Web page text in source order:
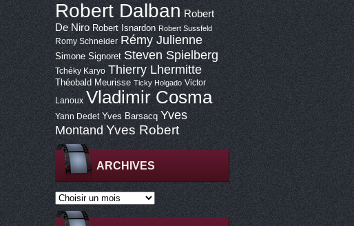
Robert Dalban Robert
De Niro Robert Isnardon Robert Sussfeld
Romy Schneider Rémy Julienne
Simone Signoret Steven Spielberg
Tchéky Karyo Thierry Lhermitte
Théobald Meurisse Ticky Holgado Victor
Lanoux Vladimir Cosma
Yann Dedet Yves Barsacq Yves
Montand Yves Robert
ARCHIVES